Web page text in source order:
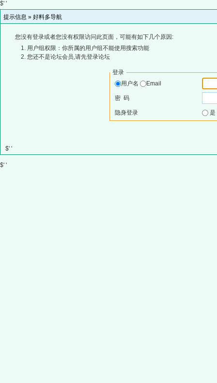
$' '
提示信息 » 好料多导航
您没有登录或者您没有权限访问此页面，可能有如下几个原因:
用户组权限：你所属的用户组不能使用搜索功能
您还不是论坛会员,请先登录论坛
登录
用户名
Email
密 码
隐身登录
$' '
$' '